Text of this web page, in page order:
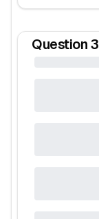
Question 3